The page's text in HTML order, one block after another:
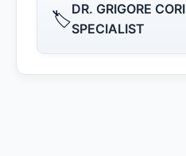
🏷️DR. GRIGORE
SPECIALIST